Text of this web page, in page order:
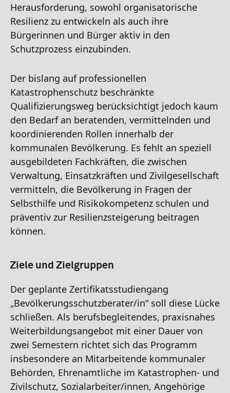
Herausforderung, sowohl organisatorische
Resilienz zu entwickeln als auch ihre
Bürgerinnen und Bürger aktiv in den
Schutzprozess einzubinden.
Der bislang auf professionellen
Katastrophenschutz beschränkte
Qualifizierungsweg berücksichtigt jedoch kaum
den Bedarf an beratenden, vermittelnden und
koordinierenden Rollen innerhalb der
kommunalen Bevölkerung. Es fehlt an speziell
ausgebildeten Fachkräften, die zwischen
Verwaltung, Einsatzkräften und Zivilgesellschaft
vermitteln, die Bevölkerung in Fragen der
Selbsthilfe und Risikokompetenz schulen und
präventiv zur Resilienzsteigerung beitragen
können.
Ziele und Zielgruppen
Der geplante Zertifikatsstudiengang
„Bevölkerungsschutzberater/in“ soll diese Lücke
schließen. Als berufsbegleitendes, praxisnahes
Weiterbildungsangebot mit einer Dauer von
zwei Semestern richtet sich das Programm
insbesondere an Mitarbeitende kommunaler
Behörden, Ehrenamtliche im Katastrophen- und
Zivilschutz, Sozialarbeiter/innen, Angehörige